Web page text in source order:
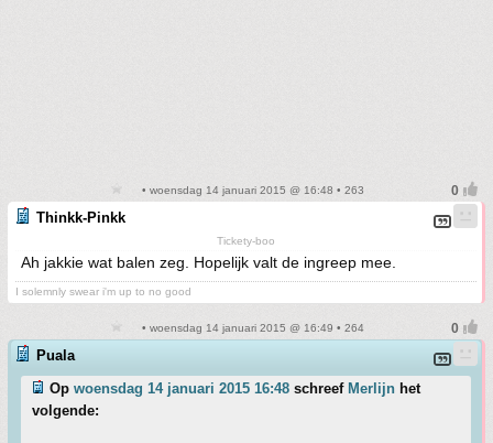
• woensdag 14 januari 2015 @ 16:48 • 263
Thinkk-Pinkk
Tickety-boo
Ah jakkie wat balen zeg. Hopelijk valt de ingreep mee.
I solemnly swear i'm up to no good
• woensdag 14 januari 2015 @ 16:49 • 264
Puala
Op woensdag 14 januari 2015 16:48 schreef Merlijn het
volgende: